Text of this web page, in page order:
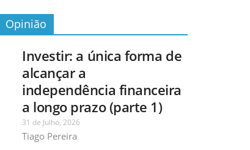
Opinião
Investir: a única forma de
alcançar a
independência financeira
a longo prazo (parte 1)
31 de Julho, 2026
Tiago Pereira